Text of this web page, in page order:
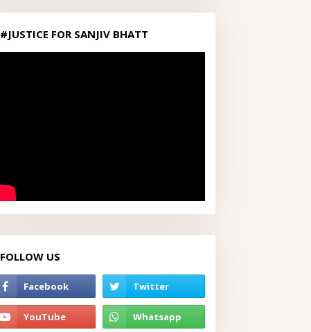
#JUSTICE FOR SANJIV BHATT
FOLLOW US